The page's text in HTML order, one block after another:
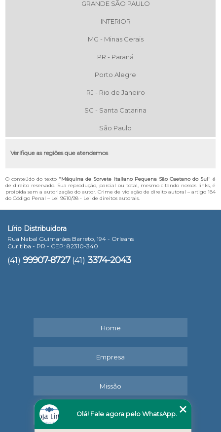
GRANDE SÃO PAULO
INTERIOR
MG - Minas Gerais
PR - Paraná
Porto Alegre
RJ - Rio de Janeiro
SC - Santa Catarina
São Paulo
Verifique as regiões que atendemos
O conteúdo do texto "Máquina de Sorvete Italiano Pequena São Caetano do Sul" é
de direito reservado. Sua reprodução, parcial ou total, mesmo citando nossos links, é
proibida sem a autorização do autor. Crime de violação de direito autoral – artigo 184
do Código Penal – Lei 9610/98 - Lei de direitos autorais.
Lírio Distribuidora
Rua Nabal Guimarães Barreto, 194 - Orleans
Curitiba - PR - CEP: 82310-340
(41) 99907-8727 (41) 3374-2043
Home
Empresa
Missão
Serviços
Olá! Fale agora pelo WhatsApp.